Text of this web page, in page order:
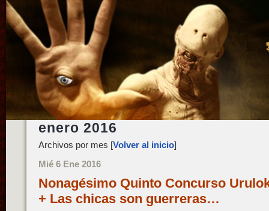
enero 2016
Archivos por mes [Volver al inicio]
Mié 6 Ene 2016
Nonagésimo Quinto Concurso
+ Las chicas son guerreras…